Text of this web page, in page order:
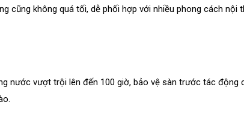
cũng không quá tối, dễ phối hợp với nhiều phong cách
nước vượt trội lên đến 100 giờ, bảo vệ sàn trước tác